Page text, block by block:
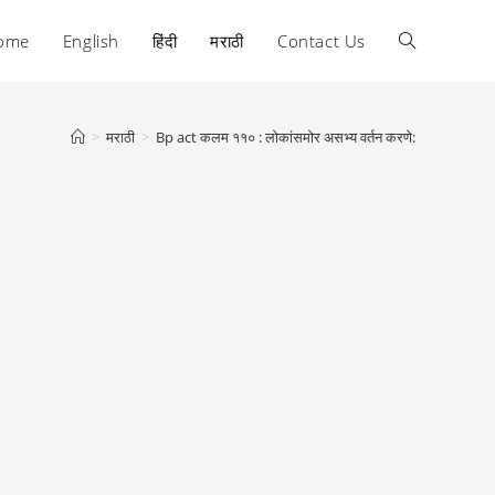
English हिंदी मराठी Contact Us Toggle
> मराठी > Bp act कलम ११० : लोकांसमोर असभ्य वर्तन करणे: